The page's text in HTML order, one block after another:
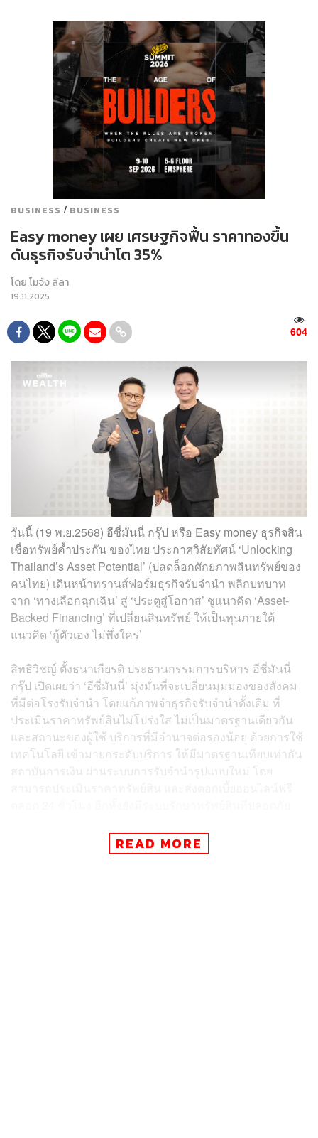
BUSINESS / BUSINESS
Easy money เผย เศรษฐกิจฟื้น ราคาทองขึ้น
ดันธุรกิจรับจำนำโต 35%
โดยโมจัง ลีลา
19.11.2025
604
วันนี้ (19 พ.ย.2568) อีซี่มันนี่ กรุ๊ป หรือ Easy money ธุรกิจสิน
เชื่อทรัพย์ค้ำประกัน ของไทย ประกาศวิสัยทัศน์ ‘Unlocking
Thailand’s Asset Potential’ (ปลดล็อกศักยภาพสินทรัพย์ของ
คนไทย) เดินหน้าทรานส์ฟอร์มธุรกิจรับจำนำ พลิกบทบาท
จาก ‘ทางเลือกฉุกเฉิน’ สู่ ‘ประตูสู่โอกาส’ ชูแนวคิด ‘Asset-
Backed Financing’ ที่เปลี่ยนสินทรัพย์ ให้เป็นทุนภายใต้
แนวคิด ‘กู้ตัวเอง ไม่พึ่งใคร’
สิทธิวิชญ์ ตั้งธนาเกียรติ ประธานกรรมการบริหาร อีซี่มันนี่
กรุ๊ป เปิดเผยว่า ‘อีซี่มันนี่’ มุ่งมั่นที่จะเปลี่ยนมุมมองของสังคม
ที่มีต่อโรงรับจำนำ โดยแก้ภาพจำธุรกิจรับจำนำดั้งเดิม ที่
ประเมินราคาทรัพย์สินไม่โปร่งใส ไม่เป็นมาตรฐานเดียวกัน
และสถานะของผู้ใช้ บริการที่มีอำนาจต่อรองน้อย ด้วยการใช้
เทคโนโลยี เข้ามายกระดับบริการ ให้มีมาตรฐานเทียบเท่ากัน
สถาบันการเงิน ผ่านระบบการรับจำนำรูปแบบใหม่ โดย
นอกจากนี้ ยังทำหน้าที่เป็น Bridging Loan ช่วยคนไทยที่มี
READ MORE